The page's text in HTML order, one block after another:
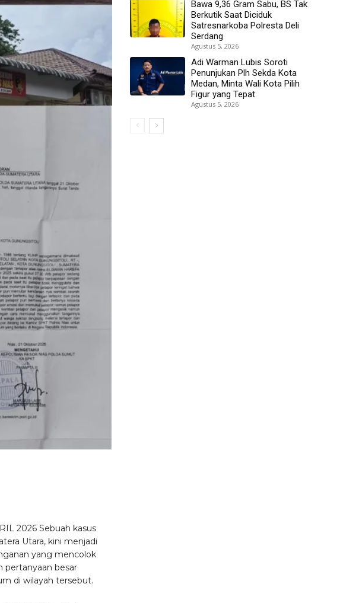
2026 Sebuah kasus
Utara, kini menjadi
yang mencolok
pertanyaan besar
di wilayah tersebut.
Bawa 9,36 Gram Sabu, BS Tak
Berkutik Saat Diciduk
Satresnarkoba Polresta Deli
Serdang
Agustus 5, 2026
Adi Warman Lubis Soroti
Penunjukan Plh Sekda Kota
Medan, Minta Wali Kota Pilih
Figur yang Tepat
Agustus 5, 2026